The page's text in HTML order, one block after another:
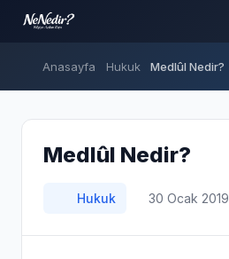
Anasayfa Hukuk Medlûl Nedir?
Medlûl Nedir?
Hukuk 30 Ocak 2019